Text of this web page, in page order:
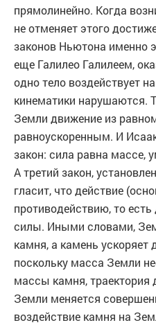
прямолинейно. Когда
не отменяет этого
законов Ньютона именно
еще Галилео Галилеем,
одно тело воздействует
кинематики нарушаются.
Земли движение из
равноускоренным. И
закон: сила равна массе,
А третий закон,
гласит, что действие
противодействию, то
силы. Иными словами,
камня, а камень ускоряет
поскольку масса Земли
массы камня, траектория
Земли меняется
воздействие камня на